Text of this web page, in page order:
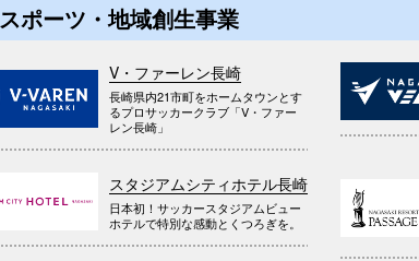
スポーツ・地域創生事業
V・ファーレン長崎
長崎県内21市町をホームタウンとす
るプロサッカークラブ「V・ファー
レン長崎」
スタジアムシティホテル長崎
日本初！サッカースタジアムビュー
ホテルで特別な感動とくつろぎを。